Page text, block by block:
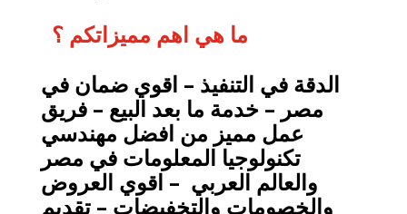
ما هي اهم مميزاتكم ؟
الدقة في التنفيذ – اقوي ضمان في
مصر – خدمة ما بعد البيع – فريق
عمل مميز من افضل مهندسي
تكنولوجيا المعلومات في مصر
والعالم العربي – اقوي العروض
والخصومات والتخفيضات – تقديم